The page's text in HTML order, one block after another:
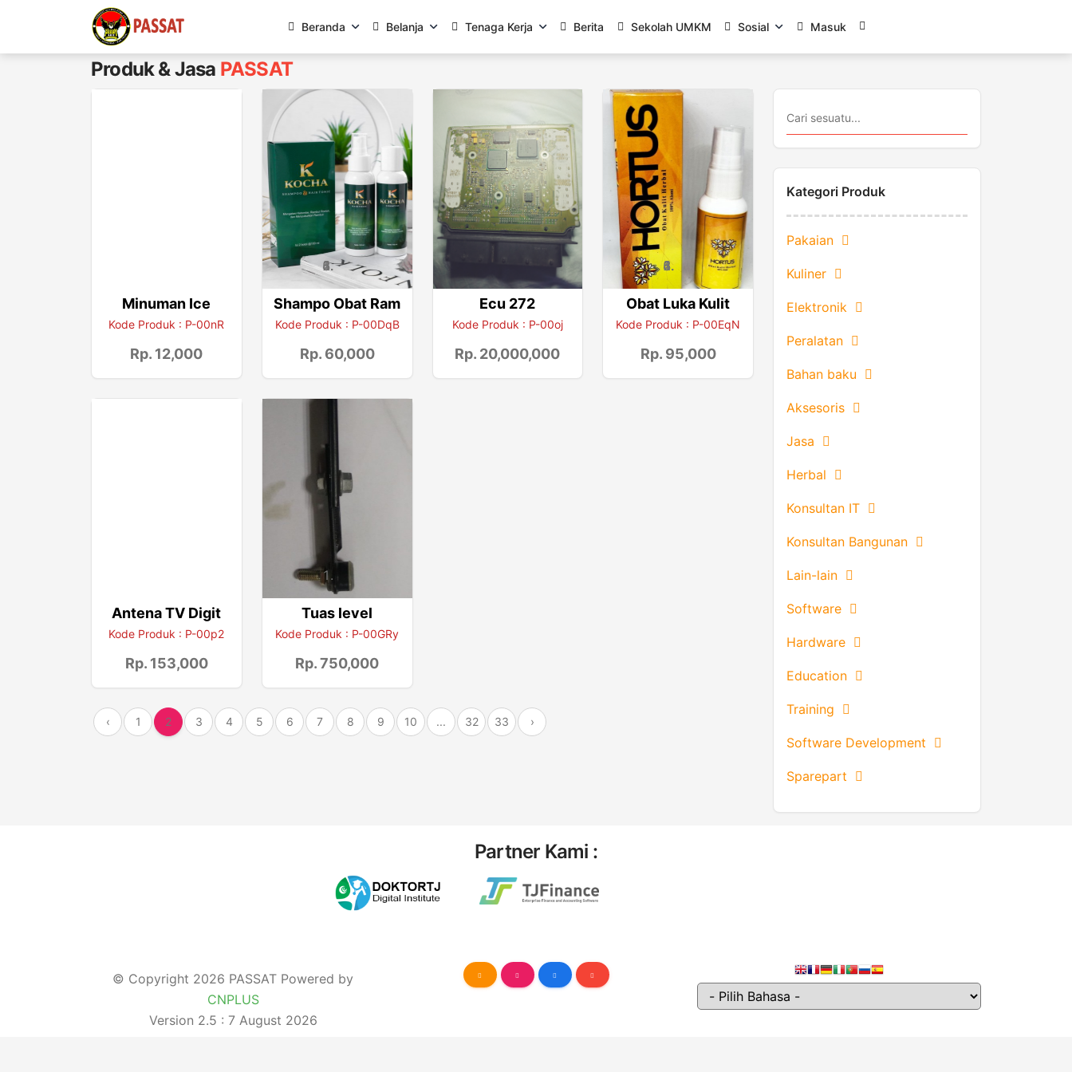
Beranda Belanja Tenaga Kerja Berita Sekolah UMKM Sosial Masuk
Produk & Jasa PASSAT
Minuman Ice
Kode Produk : P-00nR
Rp. 12,000
Shampo Obat Ram
Kode Produk : P-00DqB
Rp. 60,000
Ecu 272
Kode Produk : P-00oj
Rp. 20,000,000
Obat Luka Kulit
Kode Produk : P-00EqN
Rp. 95,000
Antena TV Digit
Kode Produk : P-00p2
Rp. 153,000
Tuas level
Kode Produk : P-00GRy
Rp. 750,000
‹ 1 2 3 4 5 6 7 8 9 10 ... 32 33 ›
Kategori Produk
Pakaian
Kuliner
Elektronik
Peralatan
Bahan baku
Aksesoris
Jasa
Herbal
Konsultan IT
Konsultan Bangunan
Lain-lain
Software
Hardware
Education
Training
Software Development
Sparepart
Partner Kami :
© Copyright 2026 PASSAT Powered by
CNPLUS
Version 2.5 : 7 August 2026